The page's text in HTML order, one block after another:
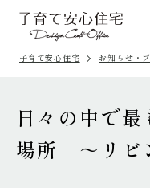
子育て安心住宅 お知らせ・
日々の中で
場所 ～リビ